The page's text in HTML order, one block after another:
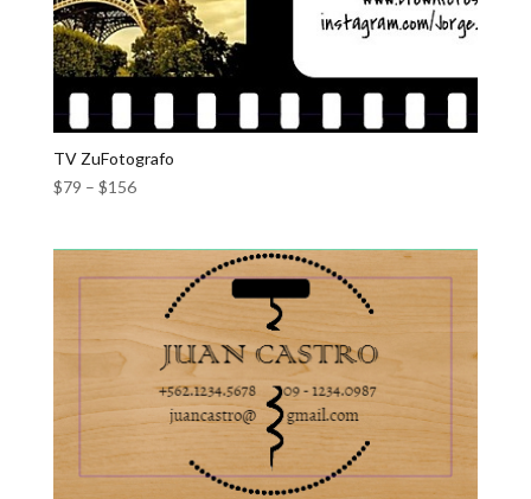
TV ZuFotografo
$79 – $156